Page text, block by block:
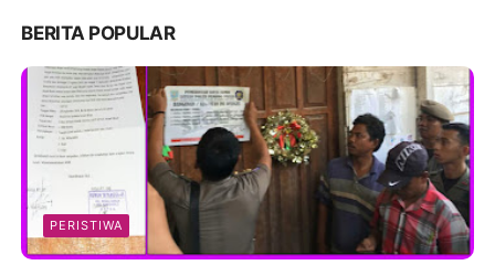
BERITA POPULAR
PERISTIWA